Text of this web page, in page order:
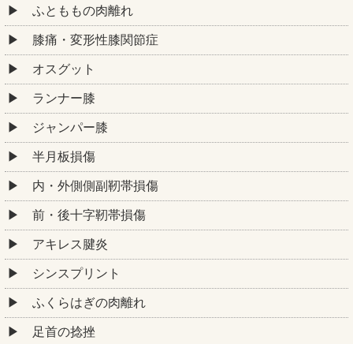
ふとももの肉離れ
膝痛・変形性膝関節症
オスグット
ランナー膝
ジャンパー膝
半月板損傷
内・外側側副靭帯損傷
前・後十字靭帯損傷
アキレス腱炎
シンスプリント
ふくらはぎの肉離れ
足首の捻挫